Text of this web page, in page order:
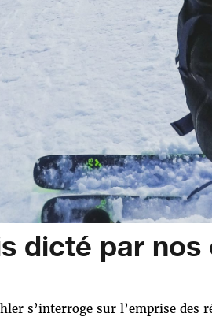
dicté par
s’interroge sur l’emprise des